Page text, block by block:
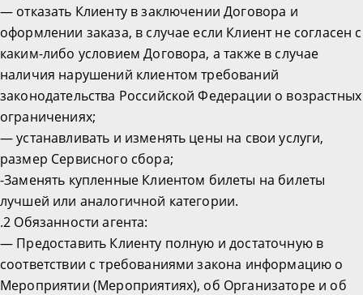
— отказать Клиенту в заключении Договора и
оформлении заказа, в случае если Клиент не согласен с
каким-либо условием Договора, а также в случае
наличия нарушений клиентом требований
законодательства Российской Федерации о возрастных
ограничениях;
— устанавливать и изменять цены на свои услуги,
размер Сервисного сбора;
-Заменять купленные Клиентом билеты на билеты
лучшей или аналогичной категории.
.2 Обязанности агента:
— Предоставить Клиенту полную и достаточную в
соответствии с требованиями закона информацию о
Мероприятии (Мероприятиях), об Организаторе и об